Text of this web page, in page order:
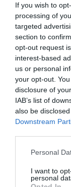
If you wish to
processing of
targeted
section to
opt-out request
interest-based
us or personal
your opt-out.
disclosure of
IAB’s list of
also be
Downstream
Personal
I want to
personal
Concursul